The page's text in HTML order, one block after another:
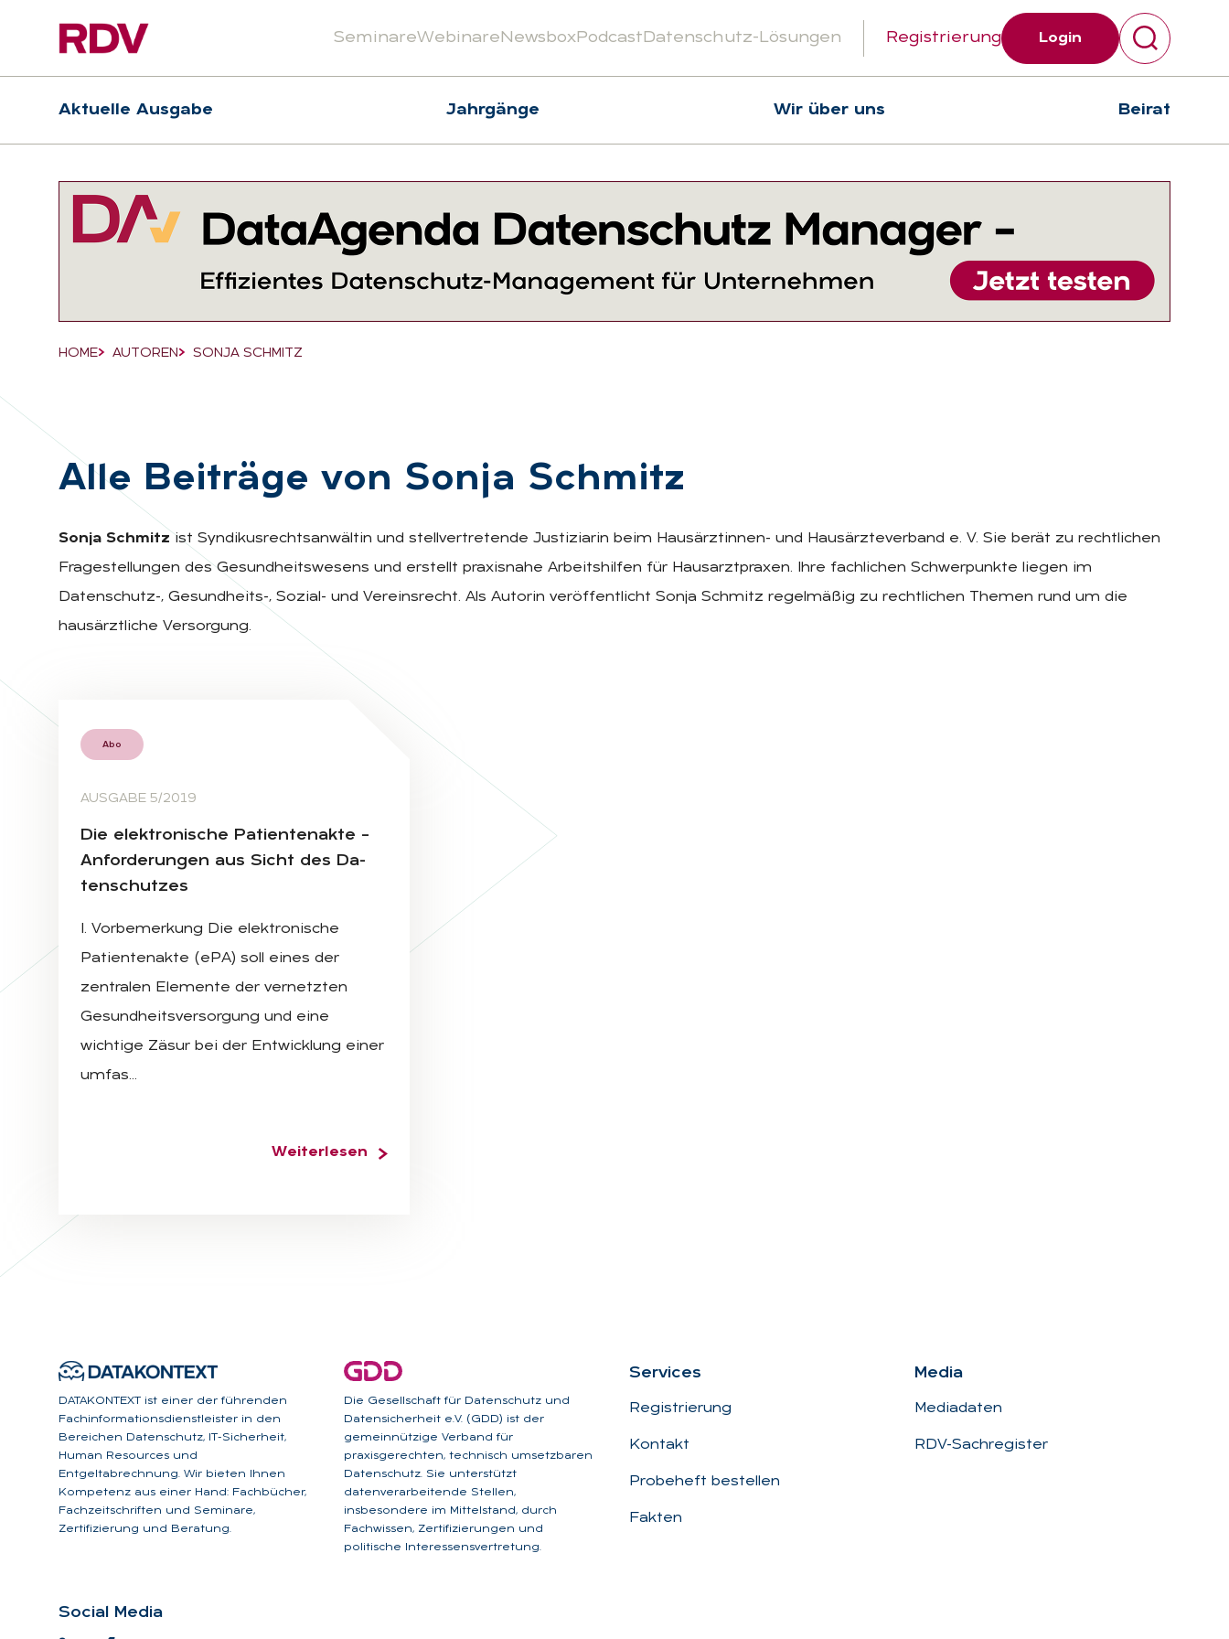
Suchfeld
SeminareWebinareNewsboxPodcastDatenschutz-Lösungen Registrierung Login
Hauptnavigation
Aktuelle Ausgabe Jahrgänge Wir über uns Beirat
Breadcrumb-Navigation
HOME AUTOREN SONJA SCHMITZ
Alle Bei­trä­ge von Son­ja Schmitz
Sonja Schmitz ist Syndikusrechtsanwältin und stellvertretende Justiziarin beim Hausärztinnen- und Hausärzteverband e. V. Sie berät zu rechtlichen
Fragestellungen des Gesundheitswesens und erstellt praxisnahe Arbeitshilfen für Hausarztpraxen. Ihre fachlichen Schwerpunkte liegen im
Datenschutz-, Gesundheits-, Sozial- und Vereinsrecht. Als Autorin veröffentlicht Sonja Schmitz regelmäßig zu rechtlichen Themen rund um die
hausärztliche Versorgung.
Abo
AUSGABE 5/2019
Die elek­tro­ni­sche Pa­ti­en­ten­ak­te –
An­for­de­run­gen aus Sicht des Da­
ten­schut­zes
I. Vorbemerkung Die elektronische
Patientenakte (ePA) soll eines der
zentralen Elemente der vernetzten
Gesundheitsversorgung und eine
wichtige Zäsur bei der Entwicklung einer
umfas…
Weiterlesen
DATAKONTEXT ist einer der führenden
Fachinformationsdienstleister in den
Bereichen Datenschutz, IT-Sicherheit,
Human Resources und
Entgeltabrechnung. Wir bieten Ihnen
Kompetenz aus einer Hand: Fachbücher,
Fachzeitschriften und Seminare,
Zertifizierung und Beratung.
Die Gesellschaft für Datenschutz und
Datensicherheit e.V. (GDD) ist der
gemeinnützige Verband für
praxisgerechten, technisch umsetzbaren
Datenschutz. Sie unterstützt
datenverarbeitende Stellen,
insbesondere im Mittelstand, durch
Fachwissen, Zertifizierungen und
politische Interessensvertretung.
Ser­vices
Registrierung
Kontakt
Probeheft bestellen
Fakten
Me­dia
Mediadaten
RDV-Sachregister
So­ci­al Me­dia